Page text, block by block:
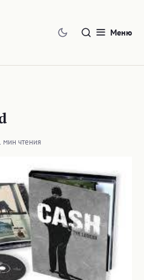
Меню
мин чтения